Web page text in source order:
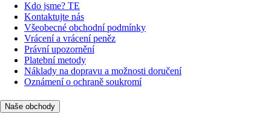
Kdo jsme? TE
Kontaktujte nás
Všeobecné obchodní podmínky
Vrácení a vrácení peněz
Právní upozornění
Platební metody
Náklady na dopravu a možnosti doručení
Oznámení o ochraně soukromí
Naše obchody